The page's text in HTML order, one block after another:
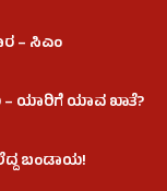
– ಸಿಎಂ
– ಯಾರಿಗೆ ಯಾವ ಖಾತೆ?
ಬಂಡಾಯ!